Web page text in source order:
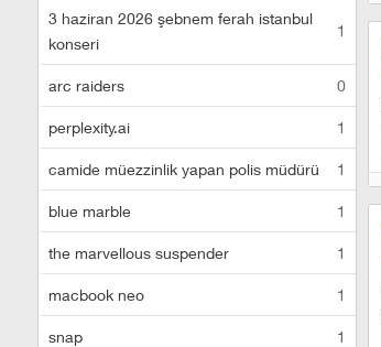
3 haziran 2026 şebnem ferah istanbul
konseri
1
arc raiders 0
perplexity.ai 1
camide müezzinlik yapan polis müdürü 1
blue marble 1
the marvellous suspender 1
macbook neo 1
snap 1